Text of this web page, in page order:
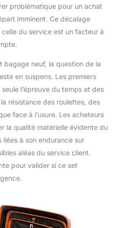
problématique pour un achat
imminent. Ce décalage
du service est un facteur à
bagage neuf, la question de la
en suspens. Les premiers
l’épreuve du temps et des
résistance des roulettes, des
face à l’usure. Les acheteurs
la qualité matérielle évidente du
à son endurance sur
aléas du service client.
pour valider si ce set